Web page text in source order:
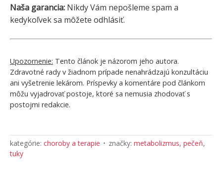
Naša garancia: Nikdy Vám nepošleme spam a
kedykoľvek sa môžete odhlásiť.
Upozornenie: Tento článok je názorom jeho autora.
Zdravotné rady v žiadnom prípade nenahrádzajú konzultáciu
ani vyšetrenie lekárom. Príspevky a komentáre pod článkom
môžu vyjadrovať postoje, ktoré sa nemusia zhodovať s
postojmi redakcie.
kategórie: choroby a terapie značky: metabolizmus, pečeň,
tuky